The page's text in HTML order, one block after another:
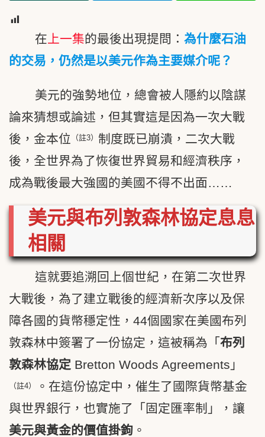
在 上一集的最後出現提問： 為什麼石油
的交易，仍然是以美元作為主要媒介呢？
美元的強勢地位，總會被人隱約以陰謀
論來猜想或論述，但其實這是因為一次大戰
後，金本位
（註3） 制度既已崩潰，二次大戰
後，全世界為了恢復世界貿易和經濟秩序，
成為戰後最大強國的美國不得不出面……
美元與布列敦森林協定息息
相關
這就要追溯回上個世紀，在第二次世界
大戰後，為了建立戰後的經濟新次序以及保
障各國的貨幣穩定性，44個國家在美國布列
敦森林中簽署了一份協定，這被稱為「 布列
敦森林協定 Bretton Woods Agreements」
（註4）
。在這份協定中，催生了國際貨幣基金
與世界銀行，也實施了「固定匯率制」，讓
美元與黃金的價值掛鉤 。